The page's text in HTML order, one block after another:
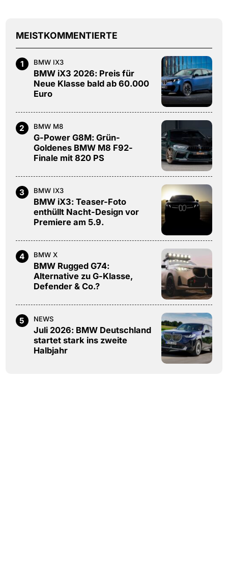
MEISTKOMMENTIERTE
1 BMW IX3
BMW iX3 2026: Preis für
Neue Klasse bald ab 60.000
Euro
2 BMW M8
G-Power G8M: Grün-
Goldenes BMW M8 F92-
Finale mit 820 PS
3 BMW IX3
BMW iX3: Teaser-Foto
enthüllt Nacht-Design vor
Premiere am 5.9.
4 BMW X
BMW Rugged G74:
Alternative zu G-Klasse,
Defender & Co.?
5 NEWS
Juli 2026: BMW Deutschland
startet stark ins zweite
Halbjahr